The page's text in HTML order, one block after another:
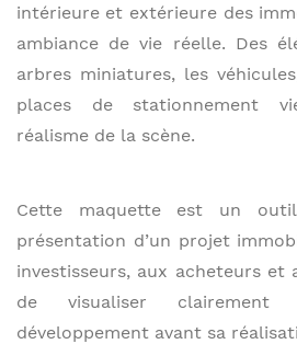
intérieure et extérieure des
ambiance de vie réelle. Des
arbres miniatures, les
places de stationnement
réalisme de la scène.
Cette maquette est un
présentation d’un projet
investisseurs, aux acheteurs et
de visualiser
développement avant sa